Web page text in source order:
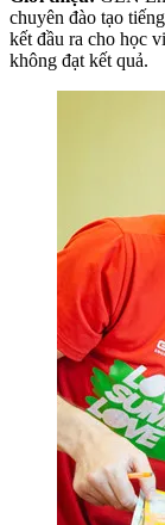
chuyên đào tạo
kết đầu ra cho học
không đạt kết quả.